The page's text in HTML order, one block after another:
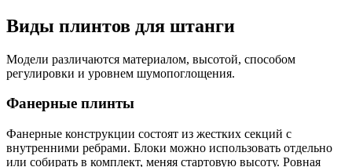
Виды плинтов для штанги
Модели различаются материалом, высотой, способом
регулировки и уровнем шумопоглощения.
Фанерные плинты
Фанерные конструкции состоят из жестких секций с
внутренними ребрами. Блоки можно использовать отдельно
или собирать в комплект, меняя стартовую высоту. Ровная